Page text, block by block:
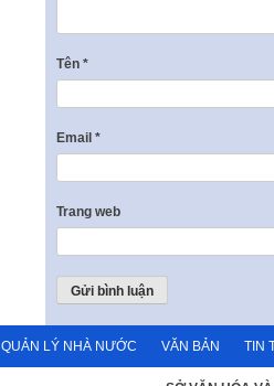
Tên *
Email *
Trang web
QUẢN LÝ NHÀ NƯỚC VĂN BẢN TIN